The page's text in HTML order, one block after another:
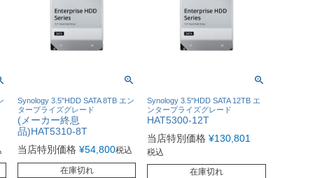
Synology 3.5"HDD SATA 8TB エン
タープライズグレード
(メーカー終息
品)HAT5310-8T
当店特別価格 ¥54,800税込
在庫切れ
Synology 3.5"HDD SATA 12TB エ
ンタープライズグレード
HAT5300-12T
当店特別価格 ¥130,801
税込
在庫切れ